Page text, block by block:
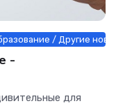
/ Другие
-
для